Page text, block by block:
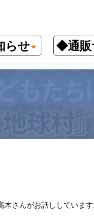
らせ ◆通販
さんがお話ししています